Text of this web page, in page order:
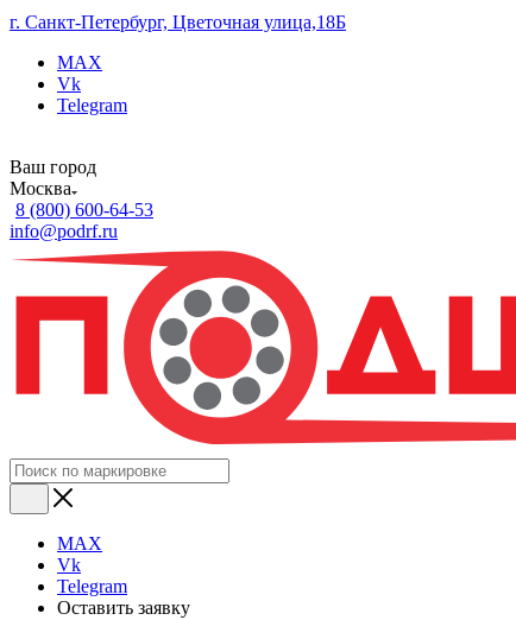
г. Санкт-Петербург, Цветочная улица,18Б
MAX
Vk
Telegram
Ваш город
Москва
8 (800) 600-64-53
info@podrf.ru
MAX
Vk
Telegram
Оставить заявку